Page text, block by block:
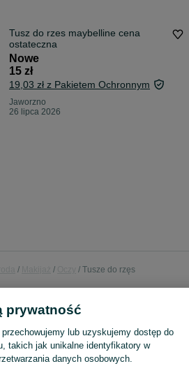
Tusz do rzes maybelline cena
ostateczna
Nowe
15 zł
19,03 zł z Pakietem Ochronnym
Jaworzno
26 lipca 2026
Tusze do rzęs
prywatność
lub uzyskujemy dostęp do
takich jak unikalne identyfikatory w
danych osobowych.